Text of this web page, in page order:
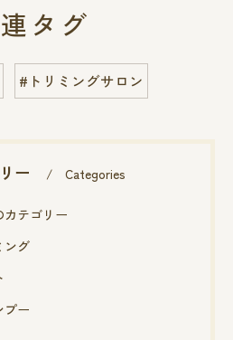
タグ
#トリミングサロン
ー Categories
カテゴリー
ング
プー